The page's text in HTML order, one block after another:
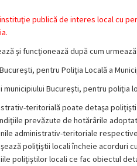
publică de interes local cu
şi funcţionează după cum urmează:
pentru Poliţia Locală a
Bucureşti, pentru poliţia
teritorială poate detaşa
prevăzute de hotărârile
administrativ-teritoriale
poliţiştii locali încheie acorduri
poliţiştilor locali ce fac obiectul